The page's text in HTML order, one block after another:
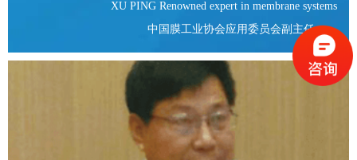
XU PING Renowned expert in membrane systems
中国膜工业协会应用委员会副主任